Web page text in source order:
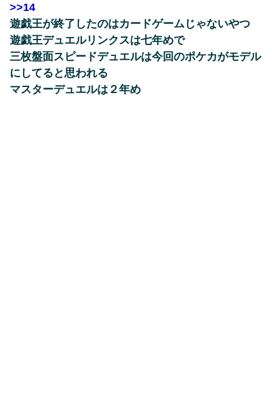
>>14
遊戯王が終了したのはカードゲームじゃないやつ
遊戯王デュエルリンクスは七年めで
三枚盤面スピードデュエルは今回のポケカがモデル
にしてると思われる
マスターデュエルは２年め